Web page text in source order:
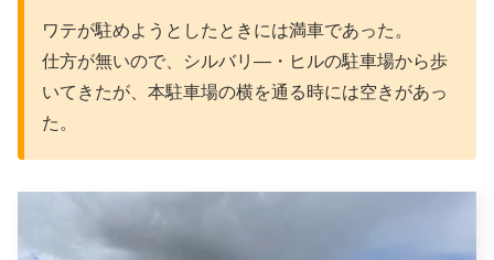
ワテが駐めようとしたときには満車であった。
仕方が無いので、シルバリ―・ヒルの駐車場から歩
いてきたが、本駐車場の横を通る時には空きがあっ
た。